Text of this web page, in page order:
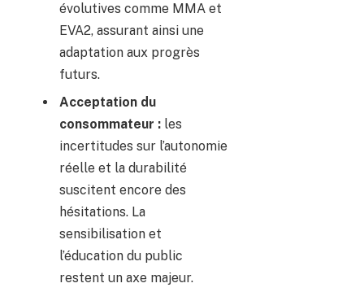
évolutives comme MMA et
EVA2, assurant ainsi une
adaptation aux progrès
futurs.
Acceptation du
consommateur : les
incertitudes sur l’autonomie
réelle et la durabilité
suscitent encore des
hésitations. La
sensibilisation et
l’éducation du public
restent un axe majeur.